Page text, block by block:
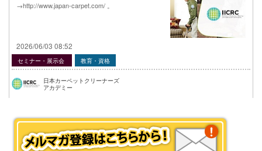
→http://www.japan-carpet.com/ 。
2026/06/03 08:52
セミナー・展示会 教育・資格
日本カーペットクリーナーズ
アカデミー